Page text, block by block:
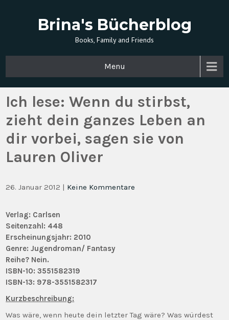
Brina's Bücherblog
Books, Family and Friends
Menu
Ich lese: Wenn du stirbst,
zieht dein ganzes Leben an
dir vorbei, sagen sie von
Lauren Oliver
26. Januar 2012 | Keine Kommentare
Verlag: Carlsen
Seitenzahl: 448
Erscheinungsjahr: 2010
Genre:Jugendroman/ Fantasy
Reihe? Nein.
ISBN-10: 3551582319
ISBN-13: 978-3551582317
Kurzbeschreibung:
Was wäre, wenn heute dein letzter Tag wäre? Was würdest